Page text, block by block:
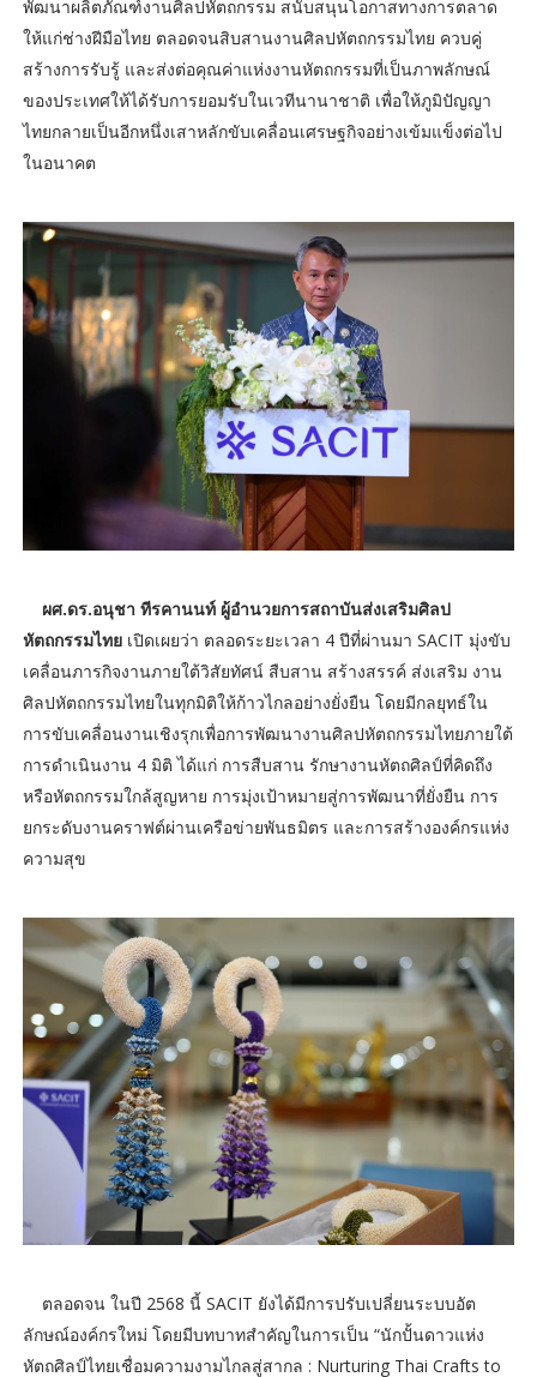
พัฒนาผลิตภัณฑ์งานศิลปหัตถกรรม สนับสนุนโอกาสทางการตลาด
ให้แก่ช่างฝีมือไทย ตลอดจนสิบสานงานศิลปหัตถกรรมไทย ควบคู่
สร้างการรับรู้ และส่งต่อคุณค่าแห่งงานหัตถกรรมที่เป็นภาพลักษณ์
ของประเทศให้ได้รับการยอมรับในเวทีนานาชาติ เพื่อให้ภูมิปัญญา
ไทยกลายเป็นอีกหนึ่งเสาหลักขับเคลื่อนเศรษฐกิจอย่างเข้มแข็งต่อไป
ในอนาคต
ผศ.ดร.อนุชา ทีรคานนท์ ผู้อำนวยการสถาบันส่งเสริมศิลป
หัตถกรรมไทยเปิดเผยว่า ตลอดระยะเวลา 4 ปีที่ผ่านมา SACIT มุ่งขับ
เคลื่อนภารกิจงานภายใต้วิสัยทัศน์ สืบสาน สร้างสรรค์ ส่งเสริม งาน
ศิลปหัตถกรรมไทยในทุกมิติให้ก้าวไกลอย่างยั่งยืน โดยมีกลยุทธ์ใน
การขับเคลื่อนงานเชิงรุกเพื่อการพัฒนางานศิลปหัตถกรรมไทยภายใต้
การดำเนินงาน 4 มิติ ได้แก่ การสืบสาน รักษางานหัตถศิลป์ที่คิดถึง
หรือหัตถกรรมใกล้สูญหาย การมุ่งเป้าหมายสู่การพัฒนาที่ยั่งยืน การ
ยกระดับงานคราฟต์ผ่านเครือข่ายพันธมิตร และการสร้างองค์กรแห่ง
ความสุข
ตลอดจน ในปี 2568 นี้ SACIT ยังได้มีการปรับเปลี่ยนระบบอัต
ลักษณ์องค์กรใหม่ โดยมีบทบาทสำคัญในการเป็น “นักปั้นดาวแห่ง
หัตถศิลป์ไทยเชื่อมความงามไกลสู่สากล : Nurturing Thai Crafts to